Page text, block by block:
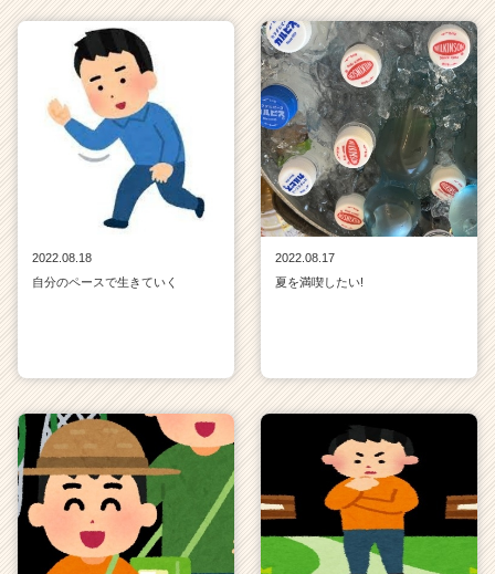
2022.08.18
自分のペースで生きていく
2022.08.17
夏を満喫したい!